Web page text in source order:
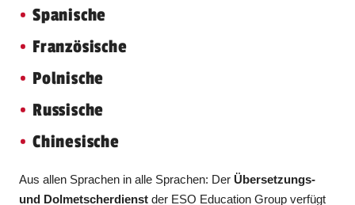
Spanische
Französische
Polnische
Russische
Chinesische
Aus allen Sprachen in alle Sprachen: Der Übersetzungs-
und Dolmetscherdienstder ESO Education Group verfügt